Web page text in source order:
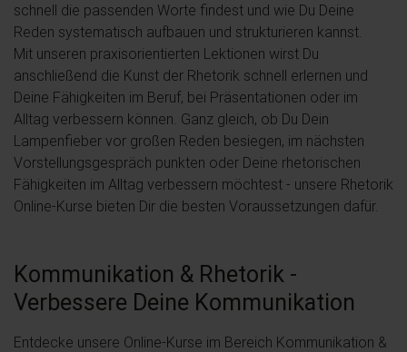
schnell die passenden Worte findest und wie Du Deine
Reden systematisch aufbauen und strukturieren kannst.
Mit unseren praxisorientierten Lektionen wirst Du
anschließend die Kunst der Rhetorik schnell erlernen und
Deine Fähigkeiten im Beruf, bei Präsentationen oder im
Alltag verbessern können. Ganz gleich, ob Du Dein
Lampenfieber vor großen Reden besiegen, im nächsten
Vorstellungsgespräch punkten oder Deine rhetorischen
Fähigkeiten im Alltag verbessern möchtest - unsere Rhetorik
Online-Kurse bieten Dir die besten Voraussetzungen dafür.
Kommunikation & Rhetorik -
Verbessere Deine Kommunikation
Entdecke unsere Online-Kurse im Bereich Kommunikation &